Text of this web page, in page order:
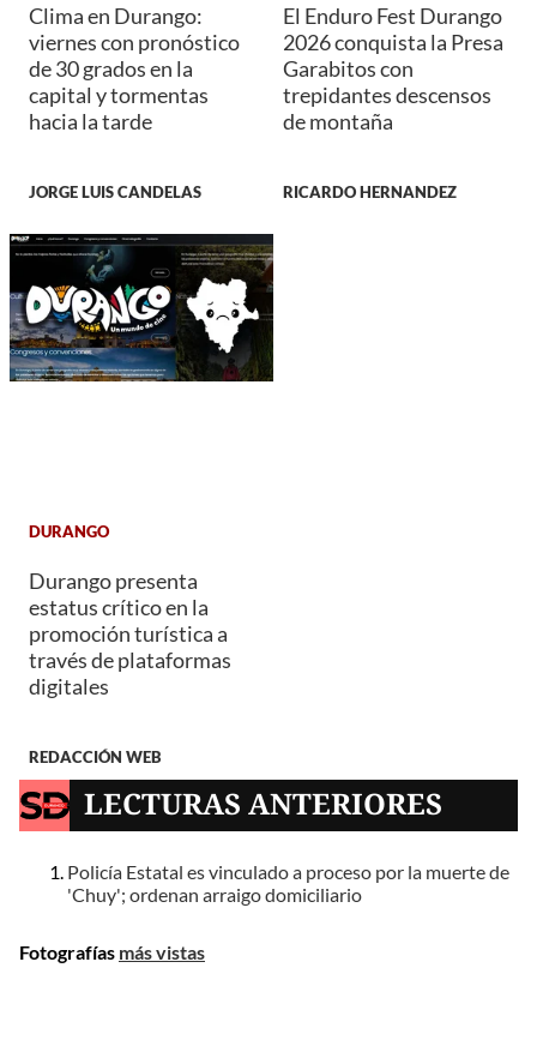
Clima en Durango:
viernes con pronóstico
de 30 grados en la
capital y tormentas
hacia la tarde
JORGE LUIS CANDELAS
El Enduro Fest Durango
2026 conquista la Presa
Garabitos con
trepidantes descensos
de montaña
RICARDO HERNANDEZ
DURANGO
Durango presenta
estatus crítico en la
promoción turística a
través de plataformas
digitales
REDACCIÓN WEB
LECTURAS ANTERIORES
Policía Estatal es vinculado a proceso por la muerte de
'Chuy'; ordenan arraigo domiciliario
Fotografías más vistas